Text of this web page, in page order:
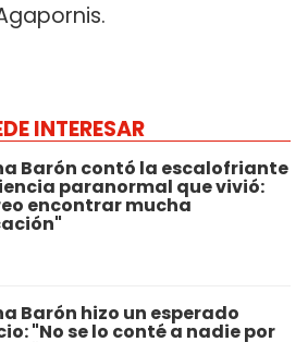
INTERESAR
Barón contó la escalofriante
paranormal que vivió:
encontrar mucha
Barón hizo un esperado
"No se lo conté a nadie por